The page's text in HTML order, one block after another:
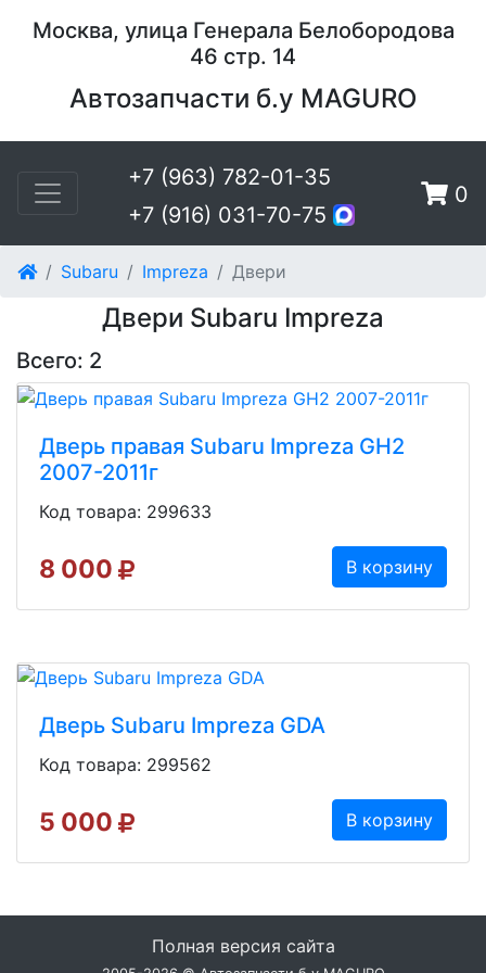
Москва, улица Генерала Белобородова
46 стр. 14
Автозапчасти б.у MAGURO
+7 (963) 782-01-35
+7 (916) 031-70-75
0
Subaru Impreza Двери
Двери Subaru Impreza
Всего: 2
Дверь правая Subaru Impreza GH2
2007-2011г
Код товара: 299633
8 000 В корзину
Дверь Subaru Impreza GDA
Код товара: 299562
5 000 В корзину
Полная версия сайта